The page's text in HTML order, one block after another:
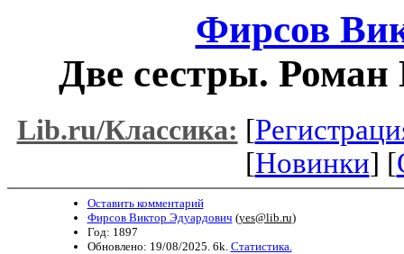
Фирсов
Две сестры.
Lib.ru/Классика: [
[Новинки] [
Оставить комментарий
Фирсов Виктор Эдуардович (yes@lib.ru)
Год: 1897
Обновлено: 19/08/2025. 6k. Статистика.